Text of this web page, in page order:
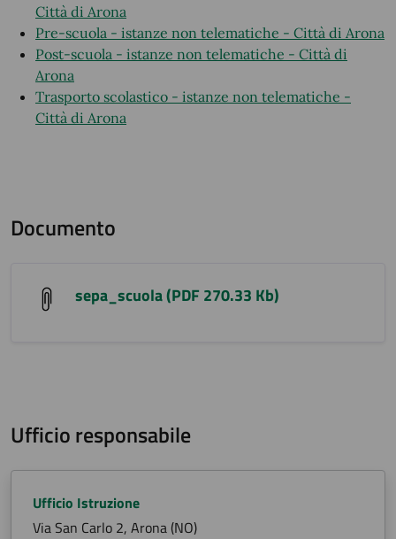
Città di Arona
Pre-scuola - istanze non telematiche - Città di Arona
Post-scuola - istanze non telematiche - Città di
Arona
Trasporto scolastico - istanze non telematiche -
Città di Arona
Documento
sepa_scuola (PDF 270.33 Kb)
Ufficio responsabile
Ufficio Istruzione
Via San Carlo 2, Arona (NO)